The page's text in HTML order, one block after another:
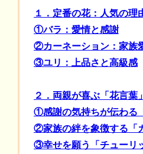
１．定番の花：人気の理
①バラ：愛情と感謝
②カーネーション：家族
③ユリ：上品さと高級感
２．両親が喜ぶ「花言葉
①感謝の気持ちが伝わる
②家族の絆を象徴する「
③幸せを願う「チューリ